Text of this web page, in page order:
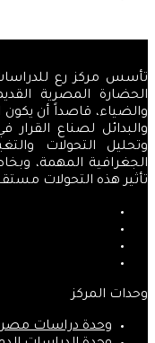
الحضارة المصرية
والضياء، قاصداً أن يكون
والبدائل لصناع
وتحليل التحولات
الجغرافية المهمة،
تأثير هذه التحولات
وحدات المركز
وحدة دراسات مصر